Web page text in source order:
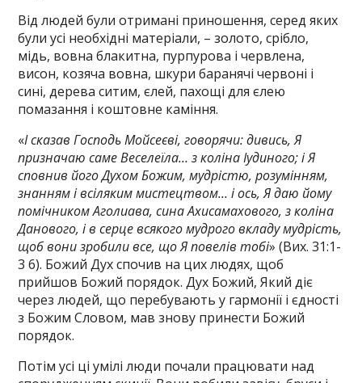
Від людей були отримані приношення, серед яких
були усі необхідні матеріали, – золото, срібло,
мідь, вовна блакитна, пурпурова і червлена,
висон, козяча вовна, шкури баранячі червоні і
сині, дерева ситим, єлей, пахощі для єлею
помазання і коштовне каміння.
«І сказав Господь Мойсеєві, говорячи: дивись, Я
призначаю саме Веселеїла… з коліна Іудиного; і Я
сповнив його Духом Божим, мудрістю, розумінням,
знанням і всіляким мистецтвом… і ось, Я даю йому
помічником Аголиава, сина Ахисамахового, з коліна
Данового, і в серце всякого мудрого вкладу мудрість,
щоб вони зробили все, що Я повелів тобі» (Вих. 31:1-
3 6). Божий Дух спочив на цих людях, щоб
прийшов Божий порядок. Дух Божий, Який діє
через людей, що перебувають у гармонії і єдності
з Божим Словом, мав знову принести Божий
порядок.
Потім усі ці умілі люди почали працювати над